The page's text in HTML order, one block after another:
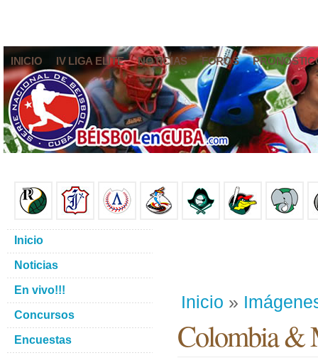
INICIO IV LIGA ELITE NOTICIAS FOROS
Inicio »
Colombia &
Inicio
Noticias
En vivo!!!
Concursos
Encuestas